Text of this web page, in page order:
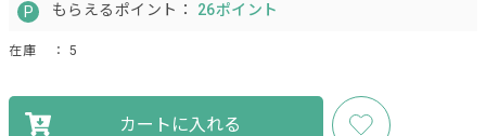
もらえるポイント： 26ポイント
在庫 ： 5
カートに入れる